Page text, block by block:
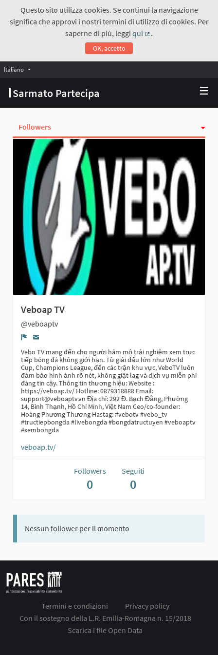
Questo sito utilizza cookies. Se continui la navigazione
significa che approvi i nostri termini di utilizzo di cookies. Per
saperne di più, leggiqui
.
OK, accetto
Sarmato Partecipa
Italiano Choose language
Attività
Seguiti
Followers
Veboap TV
@veboaptv
Report
Vebo TV mang đến cho người hâm mộ trải nghiệm xem trực
tiếp bóng đá không giới hạn. Từ giải đấu lớn như World
Cup, Champions League, đến các trận khu vực, VeboTV luôn
đảm bảo hình ảnh rõ nét, không giật lag và dịch vụ miễn phí
đáng tin cậy. Thông tin thương hiệu: Website :
https://veboap.tv/ Hotline: 0879318888 Email:
support@veboaptv.vn Địa chỉ: 292 Đ. Bạch Đằng, Phường
14, Bình Thạnh, Hồ Chí Minh, Việt Nam Ceo/co-founder:
Hoàng Phương Thương Hastag: #vebotv #vebo_tv
#tructiepbongda #livebongda #bongdatructuyen #veboaptv
#xembongda
veboap.tv/
Followers
0
Seguiti
0
Nessun follower per il momento
Termini e condizioni
Privacy policy
Con il sostegno della L.R. Emilia-Romagna n. 15/2018
Scarica i file Open Data